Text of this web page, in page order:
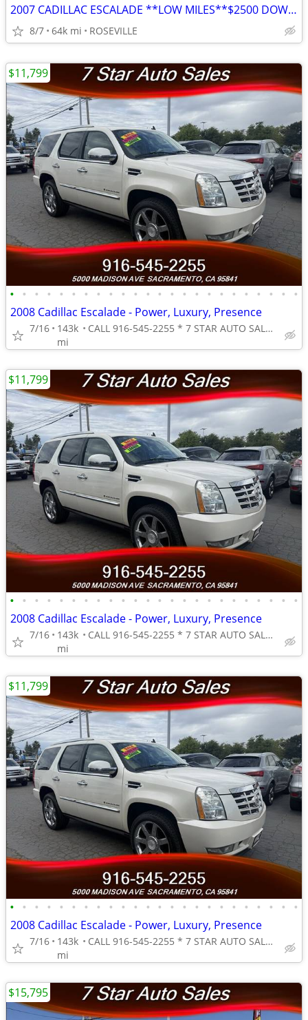
2007 CADILLAC ESCALADE **LOW MILES**$2500 DOWN LEAVE WITH SUV
8/7 64k mi ROSEVILLE
• • • • • • • • • • • • • • • • • • • • • • • •
2008 Cadillac Escalade - Power, Luxury, Presence
7/16
143k
mi
CALL 916-545-2255 * 7 STAR AUTO SALES // 5000 MADISON AVE
$11,799
• • • • • • • • • • • • • • • • • • • • • • • •
2008 Cadillac Escalade - Power, Luxury, Presence
7/16
143k
mi
CALL 916-545-2255 * 7 STAR AUTO SALES // 5000 MADISON AVE
$11,799
• • • • • • • • • • • • • • • • • • • • • • • •
2008 Cadillac Escalade - Power, Luxury, Presence
7/16
143k
mi
CALL 916-545-2255 * 7 STAR AUTO SALES // 5000 MADISON AVE
$11,799
$15,795